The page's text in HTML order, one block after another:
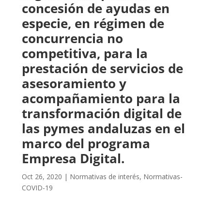
concesión de ayudas en
especie, en régimen de
concurrencia no
competitiva, para la
prestación de servicios de
asesoramiento y
acompañamiento para la
transformación digital de
las pymes andaluzas en el
marco del programa
Empresa Digital.
Oct 26, 2020 | Normativas de interés, Normativas-
COVID-19